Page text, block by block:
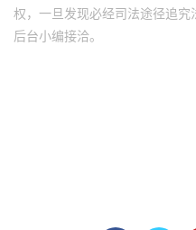
权，一旦发现必经司法途径追究
后台小编接洽。